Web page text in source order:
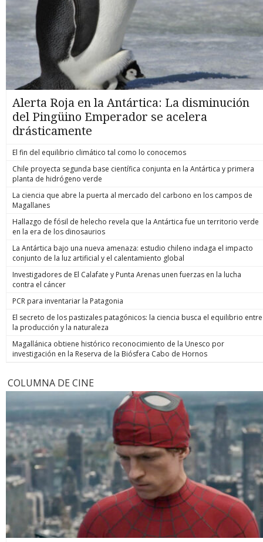
Alerta Roja en la Antártica: La disminución
del Pingüino Emperador se acelera
drásticamente
El fin del equilibrio climático tal como lo conocemos
Chile proyecta segunda base científica conjunta en la Antártica y primera
planta de hidrógeno verde
La ciencia que abre la puerta al mercado del carbono en los campos de
Magallanes
Hallazgo de fósil de helecho revela que la Antártica fue un territorio verde
en la era de los dinosaurios
La Antártica bajo una nueva amenaza: estudio chileno indaga el impacto
conjunto de la luz artificial y el calentamiento global
Investigadores de El Calafate y Punta Arenas unen fuerzas en la lucha
contra el cáncer
PCR para inventariar la Patagonia
El secreto de los pastizales patagónicos: la ciencia busca el equilibrio entre
la producción y la naturaleza
Magallánica obtiene histórico reconocimiento de la Unesco por
investigación en la Reserva de la Biósfera Cabo de Hornos
COLUMNA DE CINE